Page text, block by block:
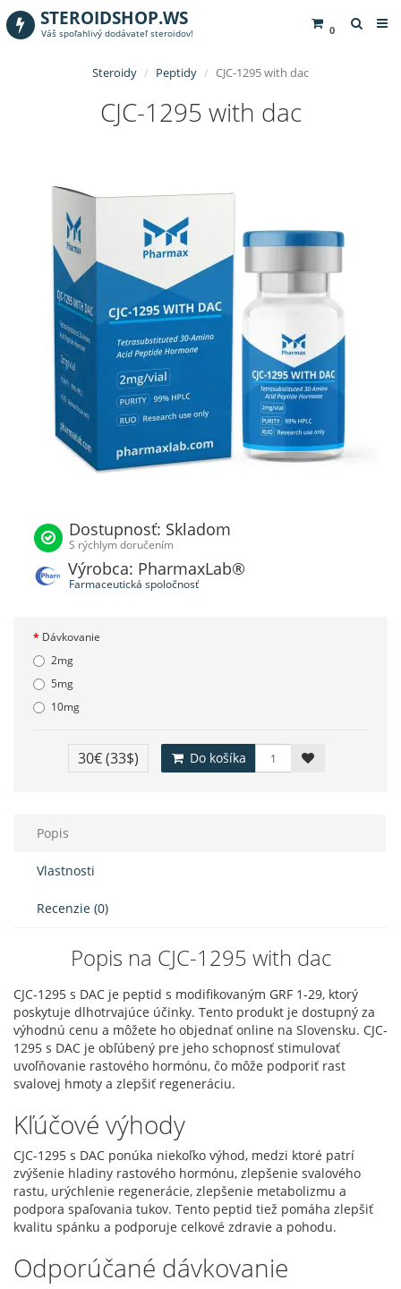
0
STEROIDSHOP.WS
Váš spoľahlivý dodávateľ steroidov!
Steroidy Peptidy CJC-1295 with dac
CJC-1295 with dac
Dostupnosť: Skladom
S rýchlym doručením
Výrobca: PharmaxLab®
Farmaceutická spoločnosť
Dávkovanie
2mg
5mg
10mg
30€(33$) Do košíka
Popis
Vlastnosti
Recenzie (0)
Popis na CJC-1295 with dac
CJC-1295 s DAC je peptid s modifikovaným GRF 1-29, ktorý
poskytuje dlhotrvajúce účinky. Tento produkt je dostupný za
výhodnú cenu a môžete ho objednať online na Slovensku. CJC-
1295 s DAC je obľúbený pre jeho schopnosť stimulovať
uvoľňovanie rastového hormónu, čo môže podporiť rast
svalovej hmoty a zlepšiť regeneráciu.
Kľúčové výhody
CJC-1295 s DAC ponúka niekoľko výhod, medzi ktoré patrí
zvýšenie hladiny rastového hormónu, zlepšenie svalového
rastu, urýchlenie regenerácie, zlepšenie metabolizmu a
podpora spaľovania tukov. Tento peptid tiež pomáha zlepšiť
kvalitu spánku a podporuje celkové zdravie a pohodu.
Odporúčané dávkovanie